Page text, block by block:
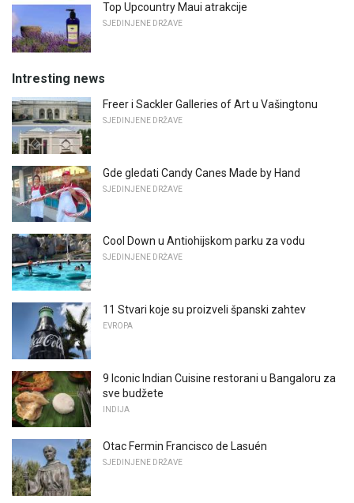
Top Upcountry Maui atrakcije
SJEDINJENE DRŽAVE
Intresting news
Freer i Sackler Galleries of Art u Vašingtonu
SJEDINJENE DRŽAVE
Gde gledati Candy Canes Made by Hand
SJEDINJENE DRŽAVE
Cool Down u Antiohijskom parku za vodu
SJEDINJENE DRŽAVE
11 Stvari koje su proizveli španski zahtev
EVROPA
9 Iconic Indian Cuisine restorani u Bangaloru za
sve budžete
INDIJA
Otac Fermin Francisco de Lasuén
SJEDINJENE DRŽAVE